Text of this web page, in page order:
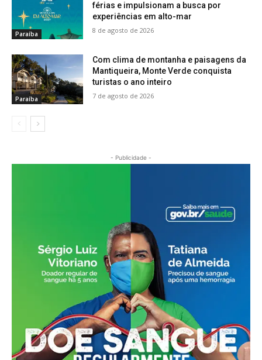
Paraíba
férias e impulsionam a busca por
experiências em alto-mar
8 de agosto de 2026
Paraíba
Com clima de montanha e paisagens da
Mantiqueira, Monte Verde conquista
turistas o ano inteiro
7 de agosto de 2026
- Publicidade -